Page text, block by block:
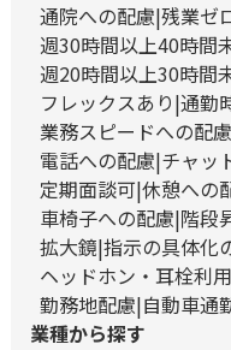
通院への配慮 残業ゼ
週30時間以上40時間
週20時間以上30時間
フレックスあり 通勤
業務スピードへの配慮
電話への配慮 チャッ
定期面談可 休憩への
車椅子への配慮 階段
拡大鏡 指示の具体化
ヘッドホン・耳栓利
勤務地配慮 自動車通
業種から探す